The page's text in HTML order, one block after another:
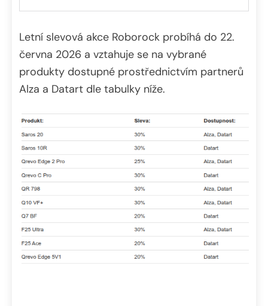
Letní slevová akce Roborock probíhá do 22.
června 2026 a vztahuje se na vybrané
produkty dostupné prostřednictvím partnerů
Alza a Datart dle tabulky níže.